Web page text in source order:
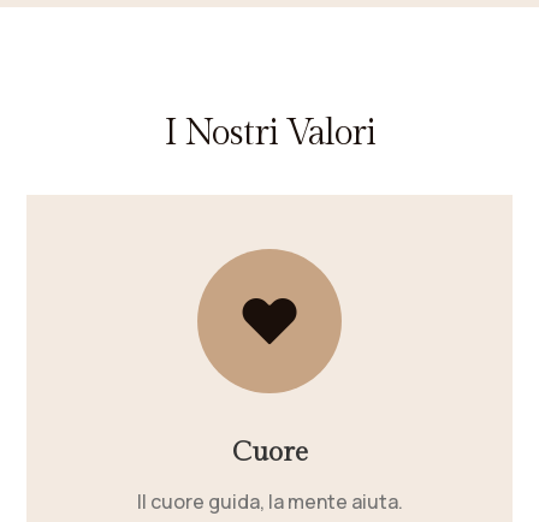
I Nostri Valori
Cuore
Il cuore guida, la mente aiuta.